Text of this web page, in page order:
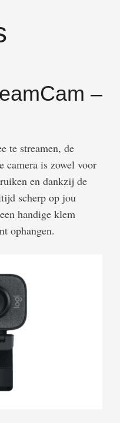
–
te streamen, de
camera is zowel voor
en dankzij de
scherp op jou
handige klem
ophangen.